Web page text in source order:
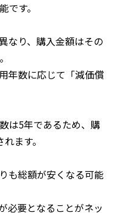
です。
なり、購入金額はその
年数に応じて「減価償
は5年であるため、購
ます。
も総額が安くなる可能
必要となることがネッ